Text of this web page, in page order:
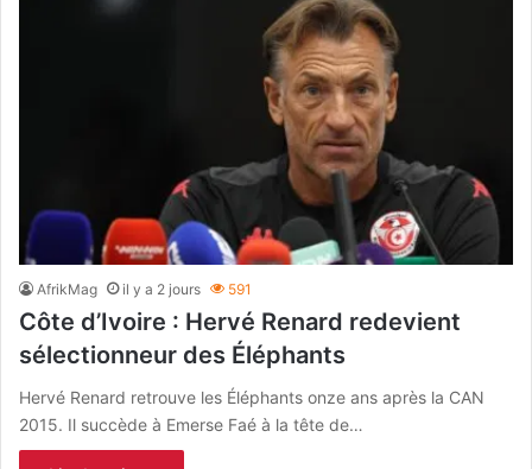
AfrikMag il y a 2 jours 591
Côte d’Ivoire : Hervé Renard redevient
sélectionneur des Éléphants
Hervé Renard retrouve les Éléphants onze ans après la CAN
2015. Il succède à Emerse Faé à la tête de…